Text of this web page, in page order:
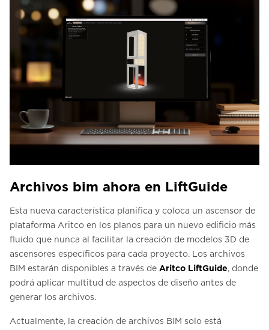
Archivos bim ahora en LiftGuide
Esta nueva característica planifica y coloca un ascensor de
plataforma Aritco en los planos para un nuevo edificio más
fluido que nunca al facilitar la creación de modelos 3D de
ascensores específicos para cada proyecto. Los archivos
BIM estarán disponibles a través de Aritco LiftGuide, donde
podrá aplicar multitud de aspectos de diseño antes de
generar los archivos.
Actualmente, la creación de archivos BIM solo está